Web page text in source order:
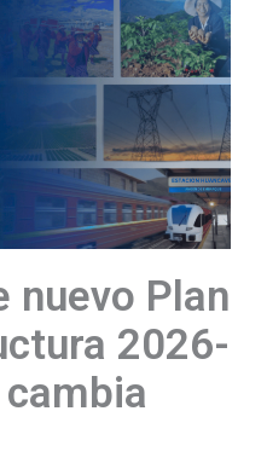
nuevo Plan
2026-